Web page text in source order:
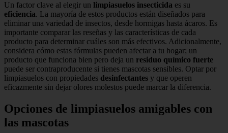
Un factor clave al elegir un limpiasuelos insecticida es su
eficiencia. La mayoría de estos productos están diseñados para
eliminar una variedad de insectos, desde hormigas hasta ácaros. Es
importante comparar las reseñas y las características de cada
producto para determinar cuáles son más efectivos. Adicionalmente,
considera cómo estas fórmulas pueden afectar a tu hogar; un
producto que funciona bien pero deja un residuo químico fuerte
puede ser contraproducente si tienes mascotas sensibles. Optar por
limpiasuelos con propiedades desinfectantes y que operen
eficazmente sin dejar olores molestos puede marcar la diferencia.
Opciones de limpiasuelos amigables con
las mascotas